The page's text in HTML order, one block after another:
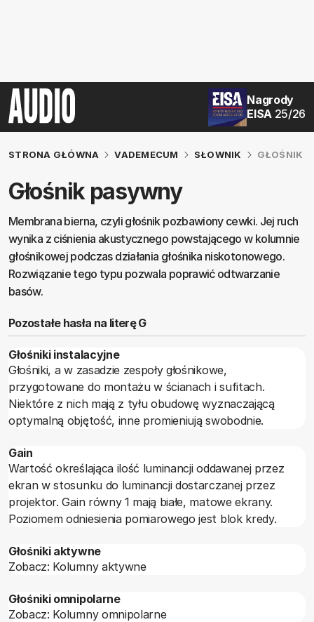
Nagrody
EISA 25/26
STRONA GŁÓWNA VADEMECUM SŁOWNIK GŁOŚNIK
Głośnik pasywny
Membrana bierna, czyli głośnik pozbawiony cewki. Jej ruch
wynika z ciśnienia akustycznego powstającego w kolumnie
głośnikowej podczas działania głośnika niskotonowego.
Rozwiązanie tego typu pozwala poprawić odtwarzanie
basów.
Pozostałe hasła na literę G
Głośniki instalacyjne
Głośniki, a w zasadzie zespoły głośnikowe,
przygotowane do montażu w ścianach i sufitach.
Niektóre z nich mają z tyłu obudowę wyznaczającą
optymalną objętość, inne promieniują swobodnie.
Gain
Wartość określająca ilość luminancji oddawanej przez
ekran w stosunku do luminancji dostarczanej przez
projektor. Gain równy 1 mają białe, matowe ekrany.
Poziomem odniesienia pomiarowego jest blok kredy.
Głośniki aktywne
Zobacz: Kolumny aktywne
Głośniki omnipolarne
Zobacz: Kolumny omnipolarne